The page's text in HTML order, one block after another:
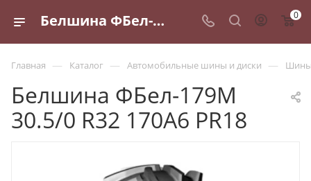
Белшина ФБел-179М 30.5/0 R32 170A6 PR18 - купить в Санкт-Петербурге по выгодной цене 0
Главная — Каталог — Автомобильные шины и диски — Шины
Белшина ФБел-179М
30.5/0 R32 170A6 PR18